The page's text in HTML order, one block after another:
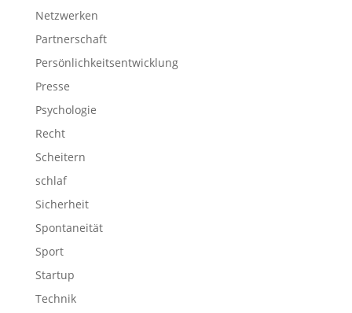
Netzwerken
Partnerschaft
Persönlichkeitsentwicklung
Presse
Psychologie
Recht
Scheitern
schlaf
Sicherheit
Spontaneität
Sport
Startup
Technik